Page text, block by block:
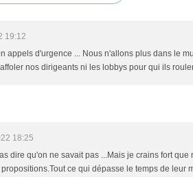
19:12
appels d'urgence ... Nous n'allons plus dans le
nos dirigeants ni les lobbys pour qui ils
18:25
dire qu'on ne savait pas ...Mais je crains fort
ce qui dépasse le temps de leur